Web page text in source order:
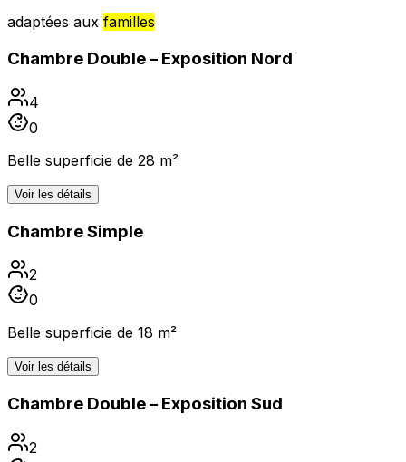
adaptées aux familles
Chambre Double – Exposition Nord
4
0
Belle superficie de 28 m²
Voir les détails
Chambre Simple
2
0
Belle superficie de 18 m²
Voir les détails
Chambre Double – Exposition Sud
2